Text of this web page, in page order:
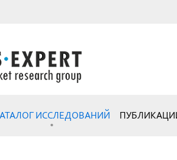
ИССЛЕДОВАНИЙ